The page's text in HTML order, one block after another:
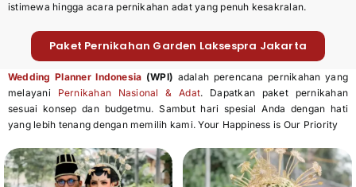
istimewa hingga acara pernikahan adat yang penuh kesakralan.
Paket Pernikahan Garden Laksespra Jakarta
Wedding Planner Indonesia (WPI) adalah perencana pernikahan yang
melayani Pernikahan Nasional & Adat. Dapatkan paket pernikahan
sesuai konsep dan budgetmu. Sambut hari spesial Anda dengan hati
yang lebih tenang dengan memilih kami. Your Happiness is Our Priority